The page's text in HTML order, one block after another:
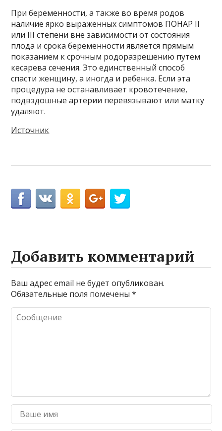
При беременности, а также во время родов
наличие ярко выраженных симптомов ПОНАР II
или III степени вне зависимости от состояния
плода и срока беременности является прямым
показанием к срочным родоразрешению путем
кесарева сечения. Это единственный способ
спасти женщину, а иногда и ребенка. Если эта
процедура не останавливает кровотечение,
подвздошные артерии перевязывают или матку
удаляют.
Источник
Добавить комментарий
Ваш адрес email не будет опубликован.
Обязательные поля помечены*